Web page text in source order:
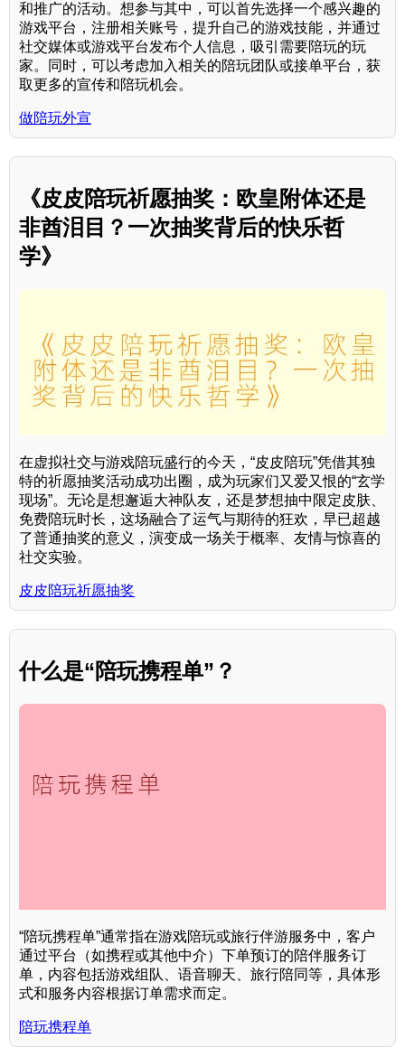
和推广的活动。想参与其中，可以首先选择一个感兴趣的
游戏平台，注册相关账号，提升自己的游戏技能，并通过
社交媒体或游戏平台发布个人信息，吸引需要陪玩的玩
家。同时，可以考虑加入相关的陪玩团队或接单平台，获
取更多的宣传和陪玩机会。
做陪玩外宣
《皮皮陪玩祈愿抽奖：欧皇附体还是
非酋泪目？一次抽奖背后的快乐哲
学》
在虚拟社交与游戏陪玩盛行的今天，“皮皮陪玩”凭借其独
特的祈愿抽奖活动成功出圈，成为玩家们又爱又恨的“玄学
现场”。无论是想邂逅大神队友，还是梦想抽中限定皮肤、
免费陪玩时长，这场融合了运气与期待的狂欢，早已超越
了普通抽奖的意义，演变成一场关于概率、友情与惊喜的
社交实验。
皮皮陪玩祈愿抽奖
什么是“陪玩携程单”？
“陪玩携程单”通常指在游戏陪玩或旅行伴游服务中，客户
通过平台（如携程或其他中介）下单预订的陪伴服务订
单，内容包括游戏组队、语音聊天、旅行陪同等，具体形
式和服务内容根据订单需求而定。
陪玩携程单